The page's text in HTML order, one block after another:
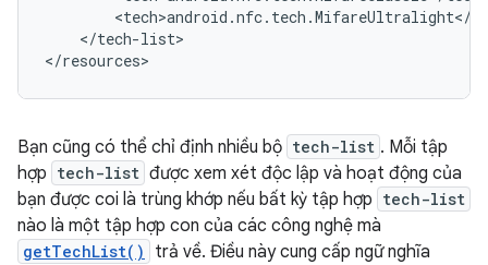
</tech-list>
</resources>
Bạn cũng có thể chỉ định nhiều bộ tech-list . Mỗi tập
hợp tech-list được xem xét độc lập và hoạt động của
bạn được coi là trùng khớp nếu bất kỳ tập hợp tech-list
nào là một tập hợp con của các công nghệ mà
getTechList() trả về. Điều này cung cấp ngữ nghĩa